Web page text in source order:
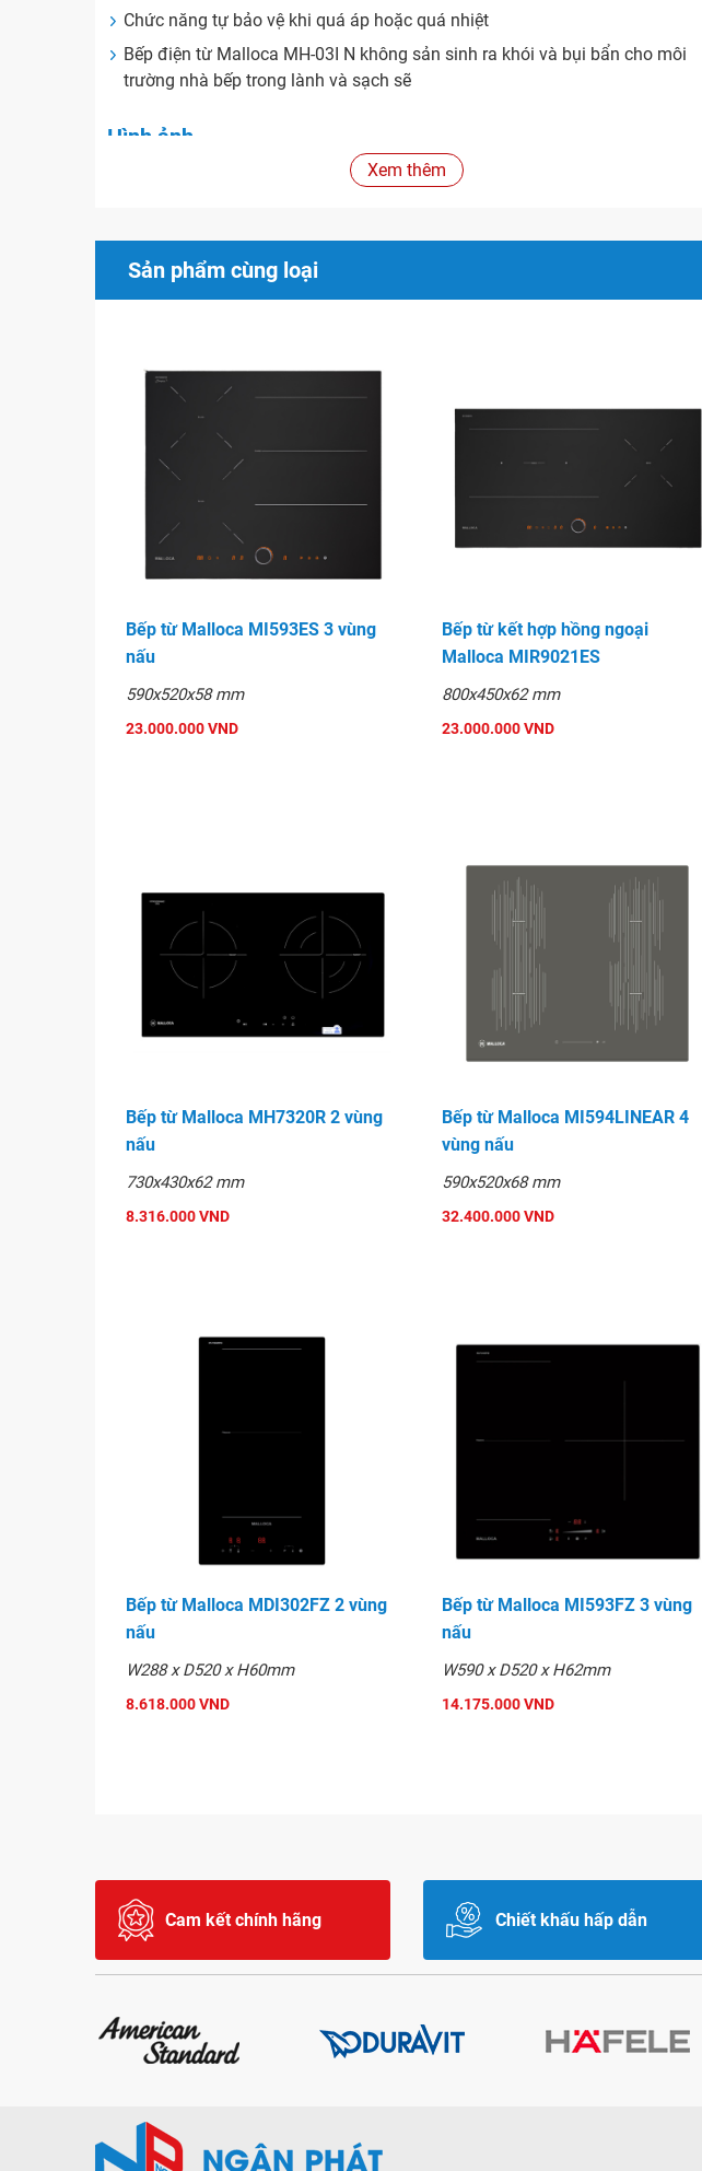
Chức năng tự bảo vệ khi quá áp hoặc quá nhiệt
Bếp điện từ Malloca MH-03I N không sản sinh ra khói và bụi bẩn cho môi
trường nhà bếp trong lành và sạch sẽ
Hình ảnh
Xem thêm
Sản phẩm cùng loại
Bếp từ Malloca MI593ES 3 vùng
nấu
590x520x58 mm
23.000.000 VND
Bếp từ kết hợp hồng ngoại
Malloca MIR9021ES
800x450x62 mm
23.000.000 VND
Bếp từ Malloca MH7320R 2 vùng
nấu
730x430x62 mm
8.316.000 VND
Bếp từ Malloca MI594LINEAR 4
vùng nấu
590x520x68 mm
32.400.000 VND
Bếp từ Malloca MDI302FZ 2 vùng
nấu
W288 x D520 x H60mm
8.618.000 VND
Bếp từ Malloca MI593FZ 3 vùng
nấu
W590 x D520 x H62mm
14.175.000 VND
Cam kết chính hãng Chiết khấu hấp dẫn